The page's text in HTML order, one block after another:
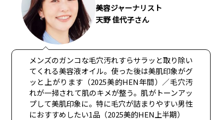
美容ジャーナリスト
天野 佳代子さん
メンズのガンコな毛穴汚れすらサラッと取り除い
てくれる美容液オイル。使った後は美肌印象がグ
ッと上がります（2025美的HEN年間）／毛穴汚
れが一掃されて肌のキメが整う。肌がトーンアッ
プして美肌印象に。特に毛穴が詰まりやすい男性
におすすめしたい1品（2025美的HEN上半期）